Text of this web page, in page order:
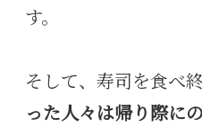
す。
そして、寿司を食べ終
った人々は帰り際に